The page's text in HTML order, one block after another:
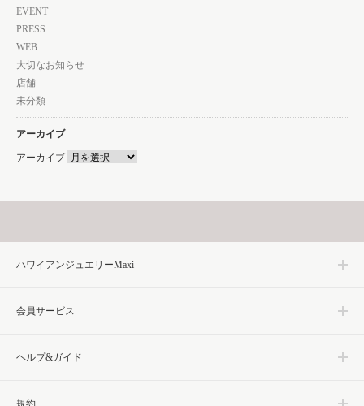
EVENT
PRESS
WEB
大切なお知らせ
店舗
未分類
アーカイブ
アーカイブ
ハワイアンジュエリーMaxi
会員サービス
ヘルプ&ガイド
規約